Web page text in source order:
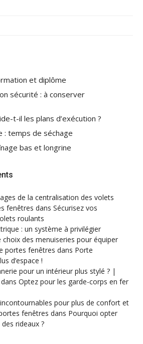
et diplôme
sécurité : à conserver
t-il les plans d’exécution ?
: temps de séchage
bas et longrine
de la centralisation des volets
fenêtres dans Sécurisez vos
roulants
: un système à privilégier
des menuiseries pour équiper
portes fenêtres dans Porte
d’espace !
pour un intérieur plus stylé ? |
dans Optez pour les garde-corps en fer
pour plus de confort et
fenêtres dans Pourquoi opter
rideaux ?